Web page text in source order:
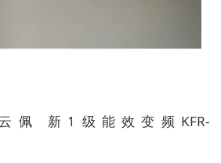
佩 新1级能效变频KFR-